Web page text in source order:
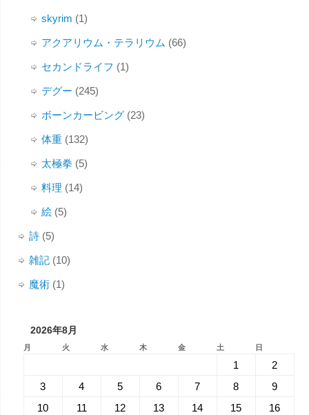
skyrim (1)
アクアリウム・テラリウム (66)
セカンドライフ (1)
デグー (245)
ボーンカービング(23)
体重(132)
太極拳 (5)
料理 (14)
絵(5)
詩(5)
雑記(10)
魔術(1)
2026年8月
月 火 水 木 金 土 日
1
2
3
4 5 6 7 8
9
10
11 12 13 14 15
16